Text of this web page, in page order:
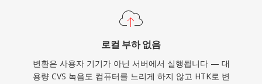
로컬 부하 없음
변환은 사용자 기기가 아닌 서버에서 실행됩니다 — 대
용량 CVS 녹음도 컴퓨터를 느리게 하지 않고 HTK로 변